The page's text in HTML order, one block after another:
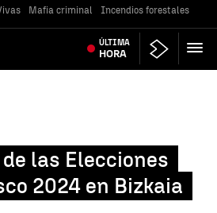
Mafia criminal Incendios forestales
ÚLTIMA
HORA
las Elecciones
2024 en Bizkaia